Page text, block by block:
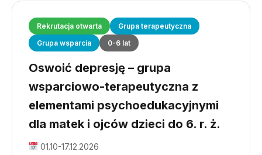
Rekrutacja otwarta
Grupa terapeutyczna
Grupa wsparcia
0-6 lat
Oswoić depresję – grupa
wsparciowo-terapeutyczna z
elementami psychoedukacyjnymi
dla matek i ojców dzieci do 6. r. ż.
01.10-17.12.2026